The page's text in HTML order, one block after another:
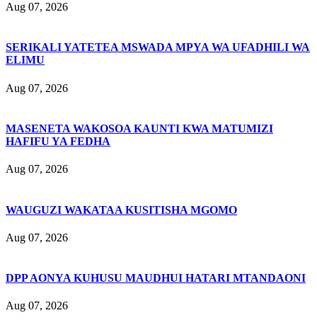
Aug 07, 2026
SERIKALI YATETEA MSWADA MPYA WA UFADHILI WA
ELIMU
Aug 07, 2026
MASENETA WAKOSOA KAUNTI KWA MATUMIZI
HAFIFU YA FEDHA
Aug 07, 2026
WAUGUZI WAKATAA KUSITISHA MGOMO
Aug 07, 2026
DPP AONYA KUHUSU MAUDHUI HATARI MTANDAONI
Aug 07, 2026